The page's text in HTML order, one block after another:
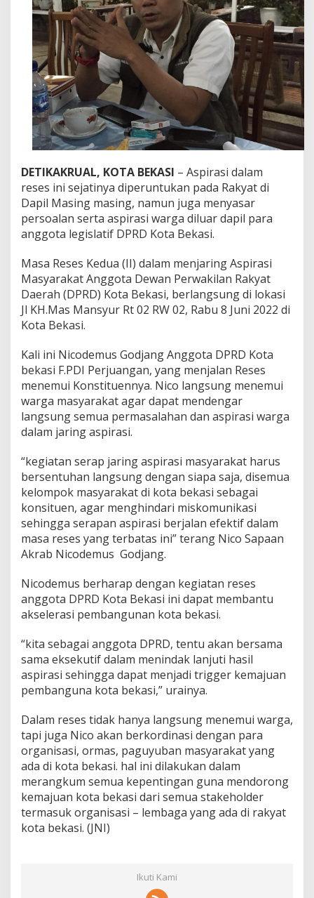
G
e
l
r
R
e
s
e
S
e
r
a
p
A
s
p
i
s
i
W
a
DETIKAKRUAL, KOTA BEKASI – Aspirasi dalam
reses ini sejatinya diperuntukan pada Rakyat di
Dapil Masing masing, namun juga menyasar
persoalan serta aspirasi warga diluar dapil para
anggota legislatif DPRD Kota Bekasi.
Masa Reses Kedua (II) dalam menjaring Aspirasi
Masyarakat Anggota Dewan Perwakilan Rakyat
Daerah (DPRD) Kota Bekasi, berlangsung di lokasi
Jl KH.Mas Mansyur Rt 02 RW 02, Rabu 8 Juni 2022 di
Kota Bekasi.
Kali ini Nicodemus Godjang Anggota DPRD Kota
bekasi F.PDI Perjuangan, yang menjalan Reses
menemui Konstituennya. Nico langsung menemui
warga masyarakat agar dapat mendengar
langsung semua permasalahan dan aspirasi warga
dalam jaring aspirasi.
“kegiatan serap jaring aspirasi masyarakat harus
bersentuhan langsung dengan siapa saja, disemua
kelompok masyarakat di kota bekasi sebagai
konsituen, agar menghindari miskomunikasi
sehingga serapan aspirasi berjalan efektif dalam
masa reses yang terbatas ini” terang Nico Sapaan
Akrab Nicodemus Godjang.
Nicodemus berharap dengan kegiatan reses
anggota DPRD Kota Bekasi ini dapat membantu
akselerasi pembangunan kota bekasi.
“kita sebagai anggota DPRD, tentu akan bersama
sama eksekutif dalam menindak lanjuti hasil
aspirasi sehingga dapat menjadi trigger kemajuan
pembanguna kota bekasi,” urainya.
Dalam reses tidak hanya langsung menemui warga,
tapi juga Nico akan berkordinasi dengan para
organisasi, ormas, paguyuban masyarakat yang
ada di kota bekasi. hal ini dilakukan dalam
merangkum semua kepentingan guna mendorong
kemajuan kota bekasi dari semua stakeholder
termasuk organisasi – lembaga yang ada di rakyat
kota bekasi. (JNI)
Ikuti Kami